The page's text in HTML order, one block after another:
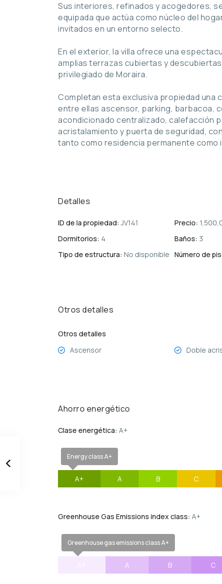
Sus interiores, refinados y acogedores,
equipada que actúa como núcleo del
invitados en un entorno selecto.
En el exterior, la villa ofrece una
amplias terrazas cubiertas y
privilegiado de Moraira.
Completan esta exclusiva propiedad una
entre ellas ascensor, parking, barbacoa,
acondicionado centralizado, calefacción
acristalamiento y puerta de seguridad,
tanto como residencia permanente como
Detalles
ID de la propiedad: JV141 Precio:
Dormitorios: 4 Baños: 3
Tipo de estructura: No disponible Número de
Otros detalles
Otros detalles
Ascensor
Doble
Ahorro energético
Clase energética: A+
Energy class A+
A+ A B C
Greenhouse Gas Emissions index class: A+
Greenhouse gas emissions class A+
A B C